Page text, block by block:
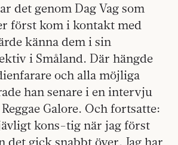
det genom Dag Vag som
först kom i kontakt med
känna dem i sin
i Småland. Där hängde
och alla möjliga
han senare i en intervju
Galore. Och fortsatte:
kons-tig när jag först
det gick snabbt över. Jag har